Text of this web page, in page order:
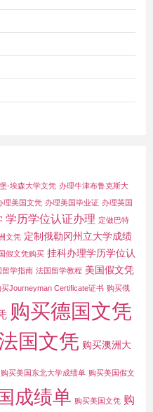
-埃森大学文凭 办理牛津布鲁克斯大
理美国文凭 办理美国毕业证 办理英国
学历学位认证办理 定做巴特
文凭 定制俄勒冈州立大学成绩
假文凭购买 挂科办理学历学位认
留学指南 法国留学教程 美国假文凭
买Journeyman Certificate证书 购买俄
购买德国文凭
国文凭 购买澳洲大
购买美国东北大学成绩单 购买美国假文
成绩单 购买美国文凭 购